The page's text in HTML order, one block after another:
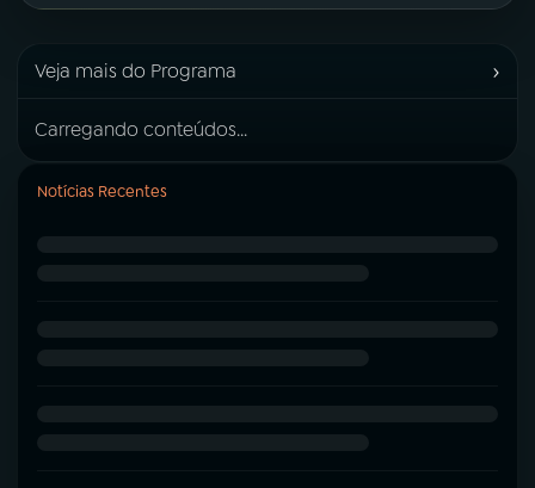
Veja mais do Programa ›
Carregando conteúdos...
Notícias Recentes